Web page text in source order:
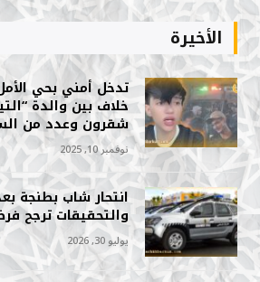
الأخيرة
تدخل أمني بحي
خلاف بين والدة
شقرون وعدد من
نوفمبر 10, 2025
انتحار شاب بطنجة
والتحقيقات ترجح
يوليو 30, 2026